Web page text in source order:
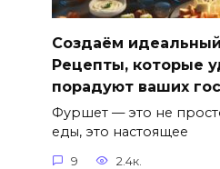
Создаём
Рецепты, которые
порадуют ваших
Фуршет — это не
еды, это настоящее
9 2.4к.